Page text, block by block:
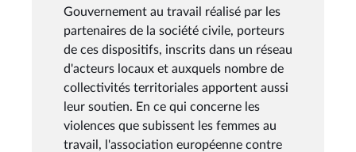
Gouvernement au travail réalisé par les
partenaires de la société civile, porteurs
de ces dispositifs, inscrits dans un réseau
d'acteurs locaux et auxquels nombre de
collectivités territoriales apportent aussi
leur soutien. En ce qui concerne les
violences que subissent les femmes au
travail, l'association européenne contre